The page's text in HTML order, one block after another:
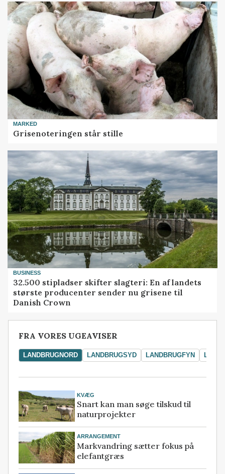
MARKED
Grisenoteringen står stille
BUSINESS
32.500 stipladser skifter slagteri: En af landets
største producenter sender nu grisene til
Danish Crown
FRA VORES UGEAVISER
LANDBRUGNORD LANDBRUGSYD LANDBRUGFYN
KVÆG
Snart kan man søge tilskud til
naturprojekter
ARRANGEMENT
Markvandring sætter fokus på
elefantgræs